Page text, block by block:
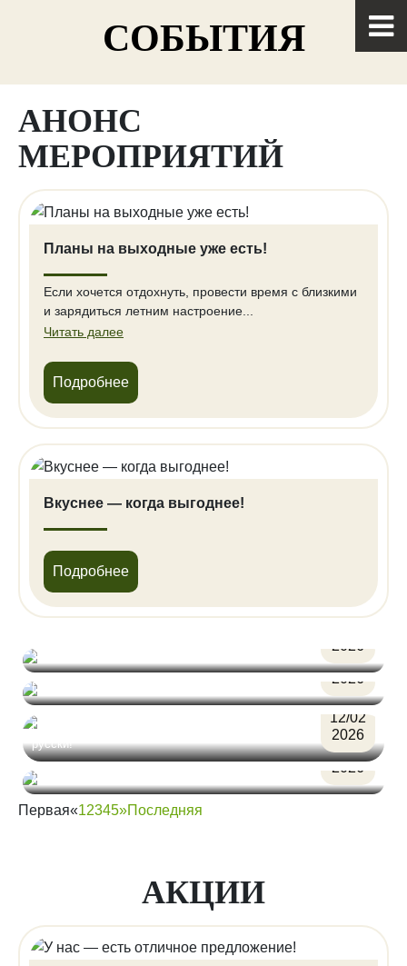
СОБЫТИЯ
АНОНС
МЕРОПРИЯТИЙ
Планы на выходные уже есть!
Если хочется отдохнуть, провести время с близкими
и зарядиться летним настроение...
Читать далее
Подробнее
Вкуснее — когда выгоднее!
Подробнее
завтра, 10 июня!
2026
Праздничный Концерт «Звёзды 80-90х»!
03/03
2026
Провожаем зиму по-настоящему весело и по-
русски!
12/02
2026
Дамы, а может по коктейлю?
06/02
2026
Первая«12345»Последняя
АКЦИИ